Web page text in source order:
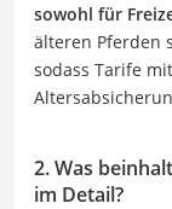
sowohl für
älteren Pferden
sodass Tarife
2. Was
im Detail?